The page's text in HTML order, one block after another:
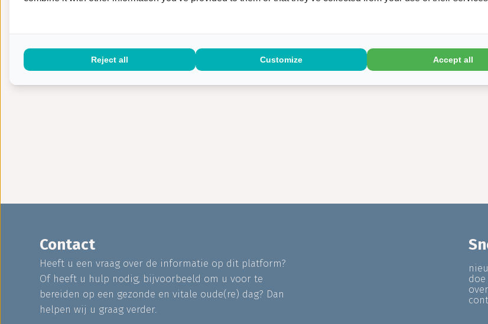
website Steunpunt Mantelzorg Westelijke Mijnstreek
Contact
Heeft u een vraag over de informatie op dit platform?
Of heeft u hulp nodig, bijvoorbeeld om u voor te
bereiden op een gezonde en vitale oude(re) dag? Dan
helpen wij u graag verder.
doe
Reject all Customize Accept all